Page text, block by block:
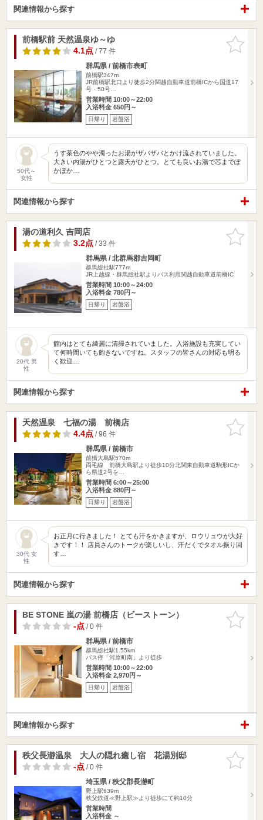
関連情報から探す
お気に入
りに追加
前橋駅前 天然温泉ゆ～ゆ
4.1点/ 77 件
群馬県 / 前橋市表町
前橋駅347m
JR前橋駅北口より徒歩2分関越自動車道前橋ICから国道17
号・50号…
営業時間 10:00～22:00
入浴料金 650円～
日帰り 岩盤浴
50代～
女性
うす茶色のやや濁ったお湯がザバザバとかけ流されていました。
大きい内湯がひとつと露天がひとつ。とても良いお湯で芯までぽ
かぽか…
関連情報から探す
お気に入
りに追加
湯の道利久 吉岡店
3.2点/ 33 件
群馬県 / 北群馬郡吉岡町
群馬総社駅777m
JR上越線・群馬総社駅よりバス利用関越自動車道前橋IC
営業時間 10:00～24:00
入浴料金 780円～
日帰り 岩盤浴
20代 男
性
館内はとても綺麗に清掃されていました。入浴施設も充実してい
て何時間いても飽きないですね。スタッフの皆さんの対応も明る
く歓迎…
関連情報から探す
お気に入
りに追加
天然温泉 七福の湯 前橋店
4.4点/ 96 件
群馬県 / 前橋市
前橋大島駅570m
両毛線 前橋大島駅より徒歩10分北関東自動車道駒形ICか
ら県道2号を…
営業時間 6:00～25:00
入浴料金 880円～
日帰り 岩盤浴
30代 女
性
お正月に行きました！ とても汗をかきますが、ロウリュウが大好
きです！！ 店員さんのトークが楽しいし、汗だくでタオル振り回
す…
関連情報から探す
お気に入
りに追加
BE STONE 嵐の湯 前橋店（ビーストーン）
-点/ 0 件
群馬県 / 前橋市
群馬総社駅1.55km
バス停「河原町南」より徒歩
営業時間 10:00～22:00
入浴料金 2,970円～
日帰り 岩盤浴
関連情報から探す
お気に入
りに追加
秩父長瀞温泉 大人の隠れ癒し宿 花湯別邸
-点/ 0 件
埼玉県 / 秩父郡長瀞町
野上駅639m
秩父鉄道≪野上駅≫より徒歩にて約10分
営業時間
入浴料金 ～